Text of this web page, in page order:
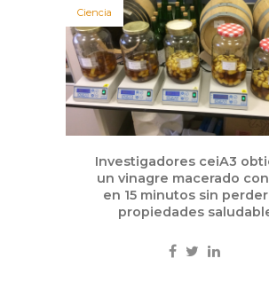
Ciencia
Investigadores ceiA3
un vinagre macerado
en 15 minutos sin
propiedades